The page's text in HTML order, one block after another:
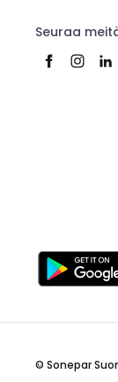
Seuraa
© Sonepar